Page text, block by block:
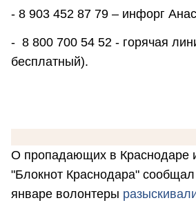
- 8 903 452 87 79 – инфорг
- 8 800 700 54 52 - горячая
бесплатный).
О пропадающих в Краснодаре
"Блокнот Краснодара"
январе волонтеры